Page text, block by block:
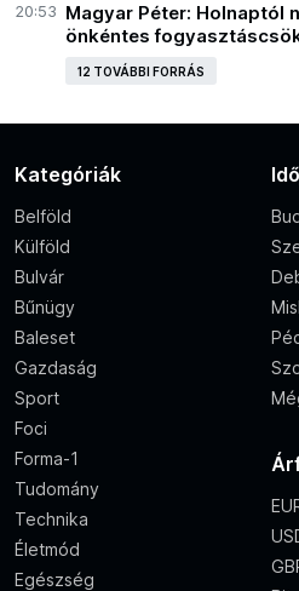
20:53 Magyar Péter: Holnaptól
önkéntes
12 TOVÁBBI FORRÁS
Kategóriák
Belföld
Külföld
Bulvár
Bűnügy
Baleset
Gazdaság
Sport
Foci
Forma-1
Tudomány
Technika
Életmód
Egészség